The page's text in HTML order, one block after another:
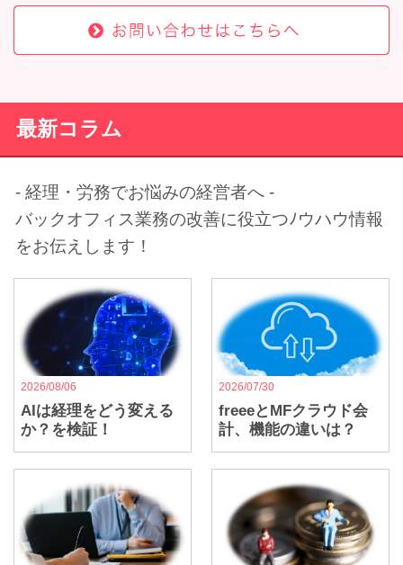
最新コラム
- 経理・労務でお悩みの経営者へ -
バックオフィス業務の改善に役立つﾉウハウ情報
をお伝えします！
2026/08/06
AIは経理をどう変える
か？を検証！
2026/07/30
freeeとMFクラウド会
計、機能の違いは？